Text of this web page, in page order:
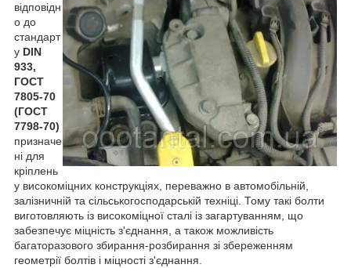
відповідн
о до
стандарт
у DIN
933,
ГОСТ
7805-70
(ГОСТ
7798-70)
призначе
ні для
кріплень
у високоміцних конструкціях, переважно в автомобільній,
залізничній та сільськогосподарській техніці. Тому такі болти
виготовляють із високоміцної сталі із загартуванням, що
забезпечує міцність з'єднання, а також можливість
багаторазового збирання-розбирання зі збереженням
геометрії болтів і міцності з'єднання.